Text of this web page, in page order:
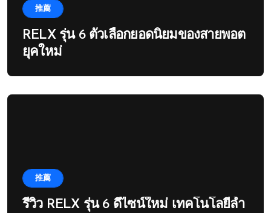
推薦
RELX รุ่น 6 ตัวเลือกยอดนิยมของสายพอต
ยุคใหม่
推薦
รีวิว RELX รุ่น 6 ดีไซน์ใหม่ เทคโนโลยีล้ำ